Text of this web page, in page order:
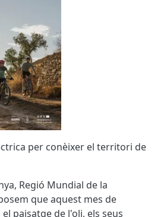
per conèixer el territori de
Regió Mundial de la
que aquest mes de
paisatge de l'oli, els seus